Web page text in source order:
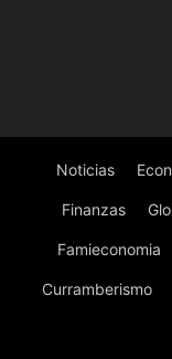
Noticias
Finanzas
Famieconomia
Curramberismo